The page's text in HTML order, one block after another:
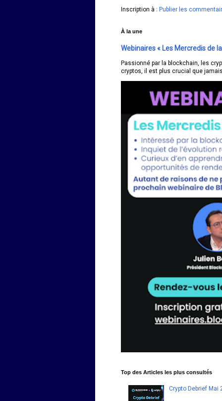
Inscription à : Publier les
À la une
Webinaires « Les Mercredis de
Passionné par la blockchain, les
cryptos, il est plus crucial que
Top des Articles les plus consultés
Crypto Debrief Mai